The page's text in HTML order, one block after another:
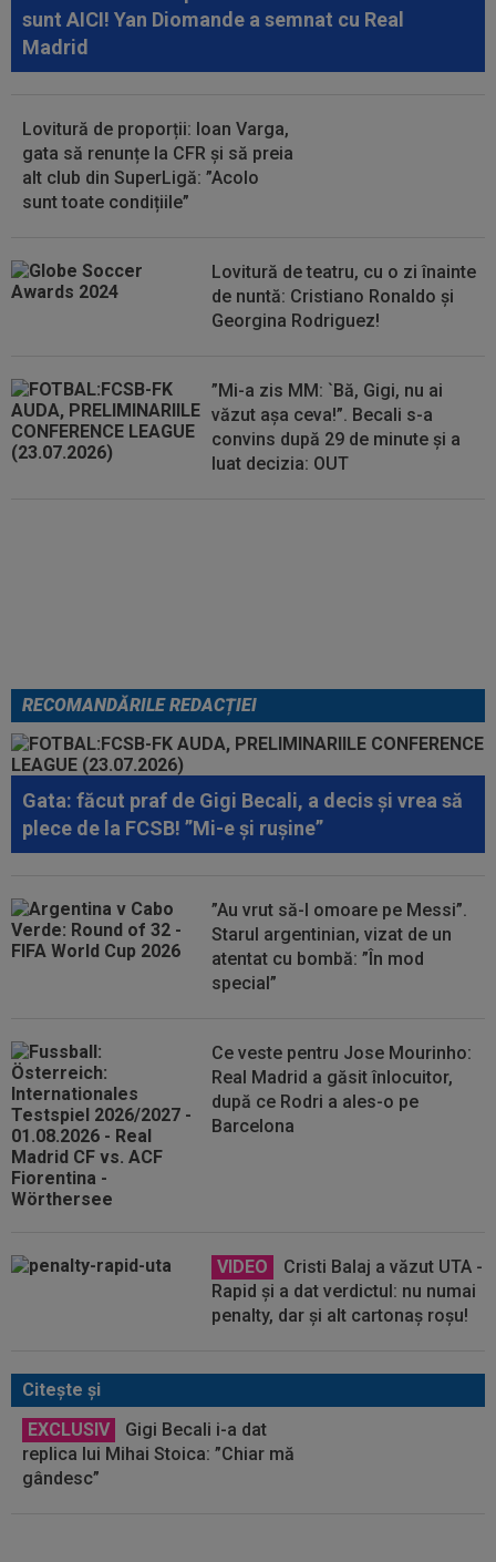
argentinian, vizat de un atentat cu...
10:05
Ce veste pentru Jose Mourinho: Real Madrid a
10:05 VIDEO
Concordia Chiajna - FC Bihor, 11:00,
pe Digi Sport 1. Programul complet al...
09:49
Gata: făcut praf de Gigi Becali, a decis și vrea
sunt AICI! Yan Diomande a semnat cu Real
Madrid
Lovitură de proporții: Ioan Varga,
gata să renunțe la CFR și să preia
alt club din SuperLigă: ”Acolo
sunt toate condițiile”
Lovitură de teatru, cu o zi înainte
de nuntă: Cristiano Ronaldo și
Georgina Rodriguez!
”Mi-a zis MM: `Bă, Gigi, nu ai
văzut așa ceva!”. Becali s-a
convins după 29 de minute și a
luat decizia: OUT
RECOMANDĂRILE REDACȚIEI
Gata: făcut praf de Gigi Becali, a decis și vrea să
plece de la FCSB! ”Mi-e și rușine”
”Au vrut să-l omoare pe Messi”.
Starul argentinian, vizat de un
atentat cu bombă: ”În mod
special”
Ce veste pentru Jose Mourinho:
Real Madrid a găsit înlocuitor,
după ce Rodri a ales-o pe
Barcelona
VIDEO
Cristi Balaj a văzut UTA -
Rapid și a dat verdictul: nu numai
penalty, dar și alt cartonaș roșu!
Citeşte şi
EXCLUSIV
Gigi Becali i-a dat
replica lui Mihai Stoica: ”Chiar mă
gândesc”